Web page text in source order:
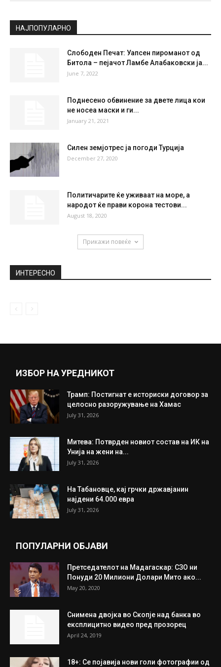
НАЈПОПУЛАРНО
Слободен Печат: Уапсен пироманот од
Битола – пејачот Ламбе Алабаковски ја...
June 7, 2022
Поднесено обвинение за двете лица кои
не носеа маски и ги...
January 21, 2021
Силен земјотрес ја погоди Турција
December 27, 2020
Политичарите ќе уживаат на море, а
народот ќе прави корона тестови...
August 18, 2020
Прикажи повеќе
ИНТЕРЕСНО
ИЗБОР НА УРЕДНИКОТ
Трамп: Постигнат е историски договор за
целосно разоружување на Хамас
July 31, 2026
Митева: Потврден новиот состав на ИК на
Унија на жени на...
July 31, 2026
На Табановце, кај грчки државјанин
најдени 64.000 евра
July 31, 2026
ПОПУЛАРНИ ОБЈАВИ
Претседателот на Мадагаскар: СЗО ни
Понуди 20 Милиони Долари Мито ако...
May 20, 2020
Снимена двојка во Скопје над банка во
експлицитно видео пред прозорец
April 24, 2019
18+: Се појавија нови голи фотографии од